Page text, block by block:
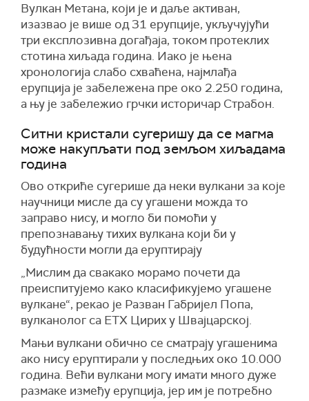
Вулкан Метана, који је и даље активан,
изазвао је више од 31 ерупције, укључујући
три експлозивна догађаја, током протеклих
стотина хиљада година. Иако је њена
хронологија слабо схваћена, најмлађа
ерупција је забележена пре око 2.250 година,
а њу је забележио грчки историчар Страбон.
Ситни кристали сугеришу да се магма
може накупљати под земљом хиљадама
година
Ово откриће сугерише да неки вулкани за које
научници мисле да су угашени можда то
заправо нису, и могло би помоћи у
препознавању тихих вулкана који би у
будућности могли да еруптирају
„Мислим да свакако морамо почети да
преиспитујемо како класификујемо угашене
вулкане“, рекао је Разван Габријел Попа,
вулканолог са ЕТХ Цирих у Швајцарској.
Мањи вулкани обично се сматрају угашенима
ако нису еруптирали у последњих око 10.000
година. Већи вулкани могу имати много дуже
размаке између ерупција, јер им је потребно